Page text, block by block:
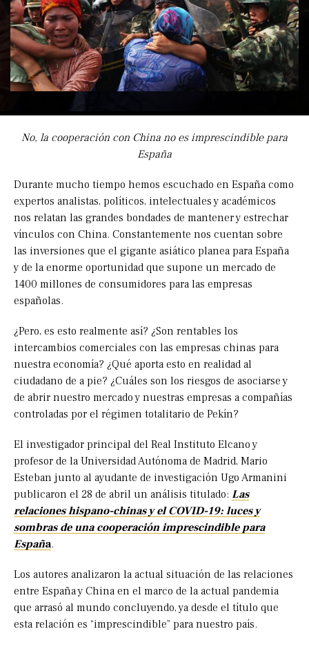
No, la cooperación con China no es imprescindible para
España
Durante mucho tiempo hemos escuchado en España como
expertos analistas, políticos, intelectuales y académicos
nos relatan las grandes bondades de mantener y estrechar
vínculos con China. Constantemente nos cuentan sobre
las inversiones que el gigante asiático planea para España
y de la enorme oportunidad que supone un mercado de
1400 millones de consumidores para las empresas
españolas.
¿Pero, es esto realmente así? ¿Son rentables los
intercambios comerciales con las empresas chinas para
nuestra economía? ¿Qué aporta esto en realidad al
ciudadano de a pie? ¿Cuáles son los riesgos de asociarse y
de abrir nuestro mercado y nuestras empresas a compañías
controladas por el régimen totalitario de Pekín?
El investigador principal del Real Instituto Elcano y
profesor de la Universidad Autónoma de Madrid, Mario
Esteban junto al ayudante de investigación Ugo Armanini
publicaron el 28 de abril un análisis titulado: Las
relaciones hispano-chinas y el COVID-19: luces y
sombras de una cooperación imprescindible para
España.
Los autores analizaron la actual situación de las relaciones
entre España y China en el marco de la actual pandemia
que arrasó al mundo concluyendo, ya desde el título que
esta relación es “imprescindible” para nuestro país.